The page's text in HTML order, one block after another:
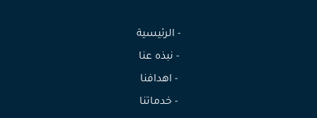
- الرئيسية
- نبذه عنا
- اهدافنا
- خدماتنا